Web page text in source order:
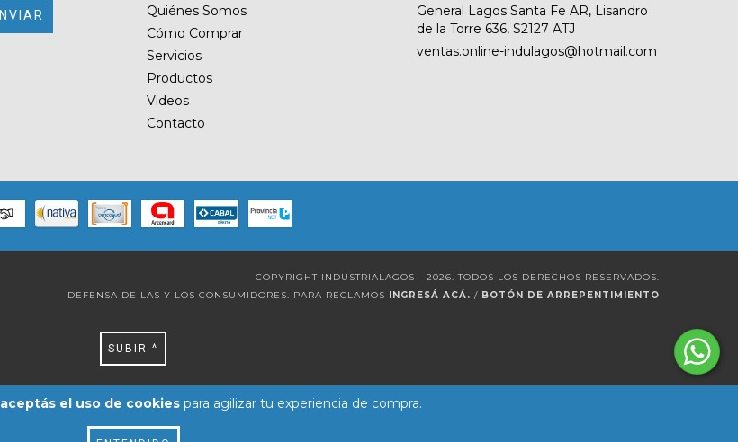
aceptás el uso de cookiespara agilizar tu experiencia de compra.
Quiénes Somos
Cómo Comprar
Servicios
Productos
Videos
Contacto
General Lagos Santa Fe AR, Lisandro
de la Torre 636, S2127 ATJ
ventas.online-indulagos@hotmail.com
COPYRIGHT INDUSTRIALAGOS - 2026. TODOS LOS DERECHOS RESERVADOS.
DEFENSA DE LAS Y LOS CONSUMIDORES. PARA RECLAMOS
INGRESÁ ACÁ. / BOTÓN DE ARREPENTIMIENTO
SUBIR ^